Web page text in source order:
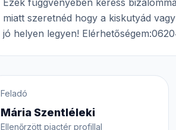
Ezek függvényében keress
miatt szeretnéd hogy a kiskutyád
jó helyen legyen!
Feladó
Mária Szentléleki
Ellenőrzött piactér profillal